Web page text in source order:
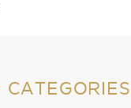
CATEGORIES